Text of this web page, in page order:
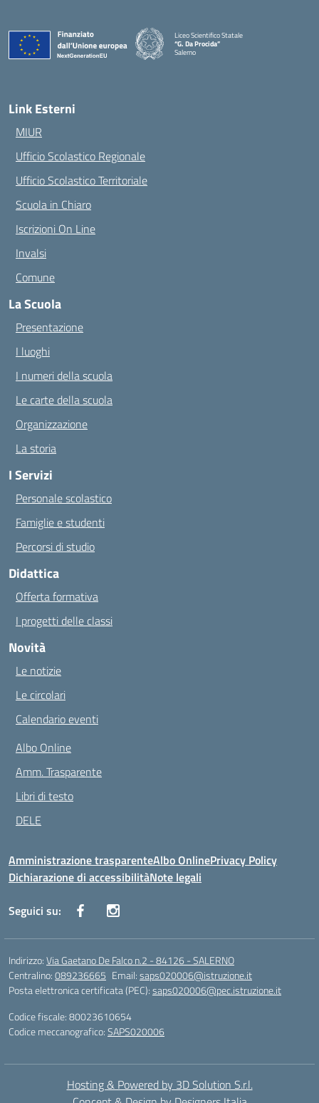
Liceo Scientifico Statale
“G. Da Procida”
Salerno
Link Esterni
MIUR
Ufficio Scolastico Regionale
Ufficio Scolastico Territoriale
Scuola in Chiaro
Iscrizioni On Line
Invalsi
Comune
La Scuola
Presentazione
I luoghi
I numeri della scuola
Le carte della scuola
Organizzazione
La storia
I Servizi
Personale scolastico
Famiglie e studenti
Percorsi di studio
Didattica
Offerta formativa
I progetti delle classi
Novità
Le notizie
Le circolari
Calendario eventi
Albo Online
Amm. Trasparente
Libri di testo
DELE
Amministrazione trasparenteAlbo OnlinePrivacy Policy
Dichiarazione di accessibilitàNote legali
Seguici su:
Indirizzo:Via Gaetano De Falco n.2 - 84126 - SALERNO
Centralino:089236665 Email:saps020006@istruzione.it
Posta elettronica certificata (PEC):saps020006@pec.istruzione.it
Codice fiscale: 80023610654
Codice meccanografico:SAPS020006
Hosting & Powered by 3D Solution S.r.l.